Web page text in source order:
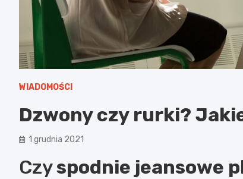
WIADOMOŚCI
Dzwony czy rurki?
1 grudnia 2021
Czyspodnie jeansowe